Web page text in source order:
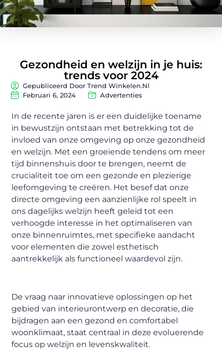
Gezondheid en welzijn in je huis:
trends voor 2024
Gepubliceerd Door Trend Winkelen.nl
Februari 6, 2024
Advertenties
In de recente jaren is er een duidelijke toename
in bewustzijn ontstaan met betrekking tot de
invloed van onze omgeving op onze gezondheid
en welzijn. Met een groeiende tendens om meer
tijd binnenshuis door te brengen, neemt de
crucialiteit toe om een gezonde en plezierige
leefomgeving te creëren. Het besef dat onze
directe omgeving een aanzienlijke rol speelt in
ons dagelijks welzijn heeft geleid tot een
verhoogde interesse in het optimaliseren van
onze binnenruimtes, met specifieke aandacht
voor elementen die zowel esthetisch
aantrekkelijk als functioneel waardevol zijn.
De vraag naar innovatieve oplossingen op het
gebied van interieurontwerp en decoratie, die
bijdragen aan een gezond en comfortabel
woonklimaat, staat centraal in deze evoluerende
focus op welzijn en levenskwaliteit.